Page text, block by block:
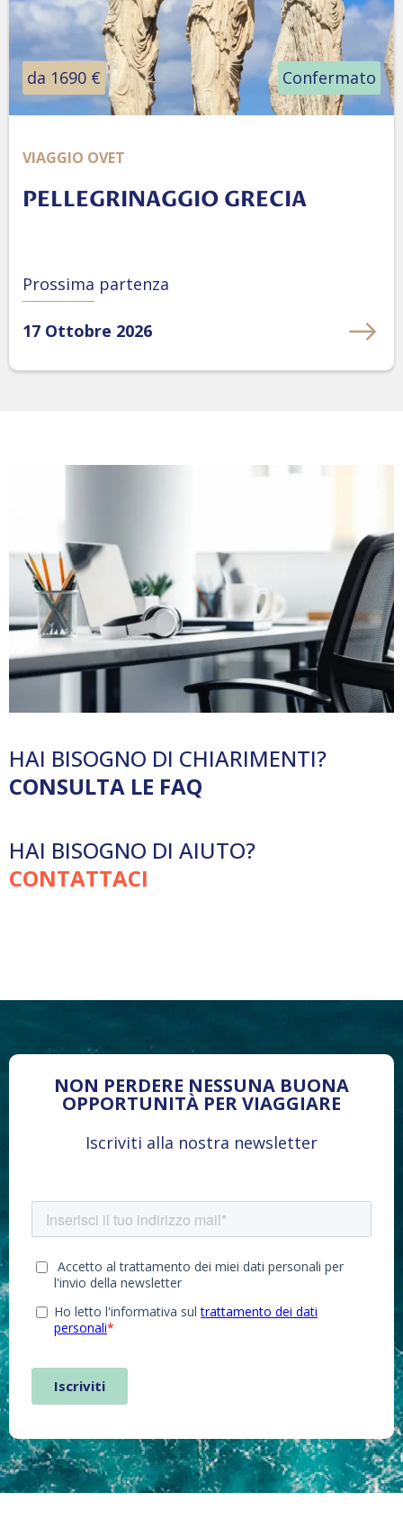
da 1690 € Confermato
VIAGGIO OVET
PELLEGRINAGGIO GRECIA
Prossima partenza
17 Ottobre 2026
HAI BISOGNO DI CHIARIMENTI?
CONSULTA LE FAQ
HAI BISOGNO DI AIUTO?
CONTATTACI
NON PERDERE NESSUNA BUONA
OPPORTUNITÀ PER VIAGGIARE
Iscriviti alla nostra newsletter